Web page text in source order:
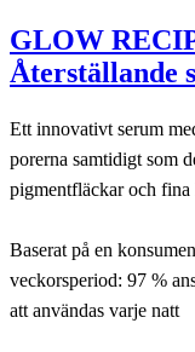
GLOW
Återställande
Ett innovativt serum
porerna samtidigt som
pigmentfläckar och
Baserat på en
veckorsperiod: 97 %
att användas varje natt